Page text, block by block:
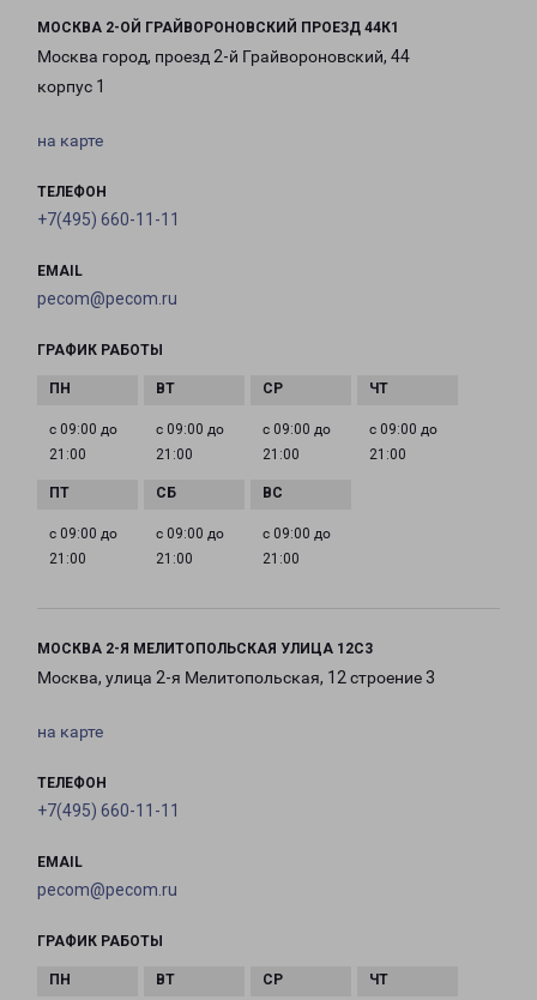
МОСКВА 2-ОЙ ГРАЙВОРОНОВСКИЙ ПРОЕЗД 44К1
Москва город, проезд 2-й Грайвороновский, 44
корпус 1
на карте
ТЕЛЕФОН
+7(495) 660-11-11
EMAIL
pecom@pecom.ru
ГРАФИК РАБОТЫ
с 09:00 до
21:00
с 09:00 до
21:00
с 09:00 до
21:00
с 09:00 до
21:00
с 09:00 до
21:00
с 09:00 до
21:00
с 09:00 до
21:00
МОСКВА 2-Я МЕЛИТОПОЛЬСКАЯ УЛИЦА 12С3
Москва, улица 2-я Мелитопольская, 12 строение 3
на карте
ТЕЛЕФОН
+7(495) 660-11-11
EMAIL
pecom@pecom.ru
ГРАФИК РАБОТЫ